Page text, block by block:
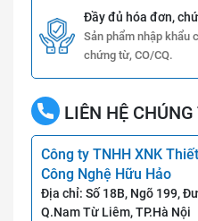
Đầy đủ hóa đơn,
Sản phẩm nhập khẩu
chứng từ, CO/CQ.
LIÊN HỆ CHÚNG
Công ty TNHH XNK
Công Nghệ Hữu Hảo
Địa chỉ: Số 18B, Ngõ 199,
Q.Nam Từ Liêm, TP.Hà Nội